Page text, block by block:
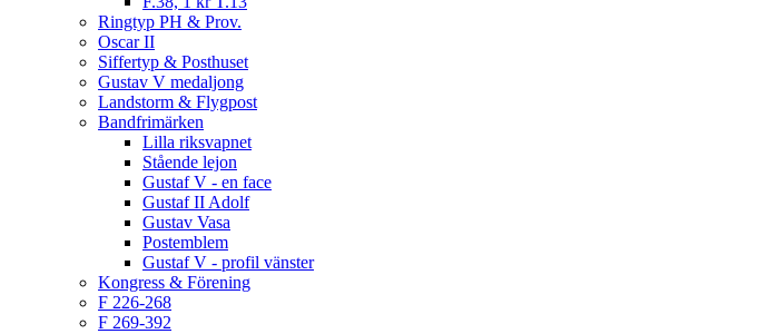
Ringtyp PH & Prov.
Oscar II
Siffertyp & Posthuset
Gustav V medaljong
Landstorm & Flygpost
Bandfrimärken
Lilla riksvapnet
Stående lejon
Gustaf V - en face
Gustaf II Adolf
Gustav Vasa
Postemblem
Gustaf V - profil vänster
Kongress & Förening
F 226-268
F 269-392